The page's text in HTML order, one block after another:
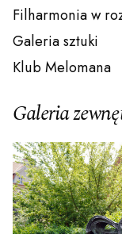
Filharmonia w
Galeria sztuki
Klub Melomana
Galeria